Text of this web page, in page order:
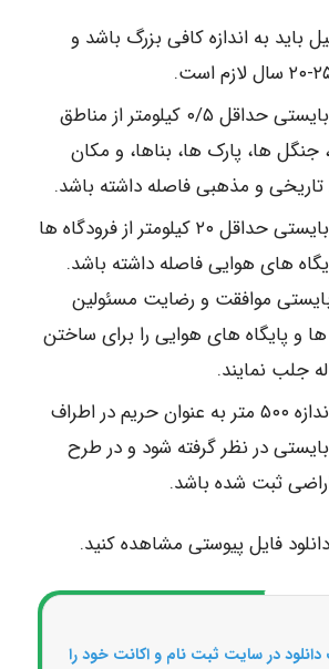
باید به اندازه کافی بزرگ باشد و
محل لندفیل بایستی حداقل ۰/۵ کیلومتر از مناطق
ها، پارک ها، بناها، و مکان
و مذهبی فاصله داشته باشد.
محل لندفیل بایستی حداقل ۲۰ کیلومتر از فرودگاه ها
های هوایی فاصله داشته باشد.
موافقت و رضایت مسئولین
ها و پایگاه های هوایی را برای ساختن
جلب نمایند.
ناحیه ای به اندازه ۵۰۰ متر به عنوان حریم در اطراف
در نظر گرفته شود و در طرح
ثبت شده باشد.
فایل پیوستی مشاهده کنید.
در سایت ثبت نام و اکانت خود را